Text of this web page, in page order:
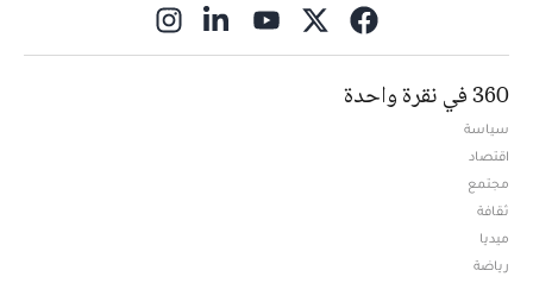
360 في نقرة واحدة
سياسة
اقتصاد
مجتمع
ثقافة
ميديا
رياضة